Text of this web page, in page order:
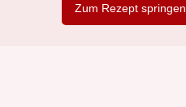
Zum Rezept springen